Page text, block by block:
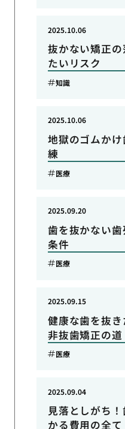
抜かない矯正
たいリスク
2025.10.06
知識
地獄のゴムか
練
2025.10.06
医療
歯を抜かない
条件
2025.09.20
医療
健康な歯を抜
非抜歯矯正の道
2025.09.15
医療
見落としがち
かる費用の全て
2025.09.04